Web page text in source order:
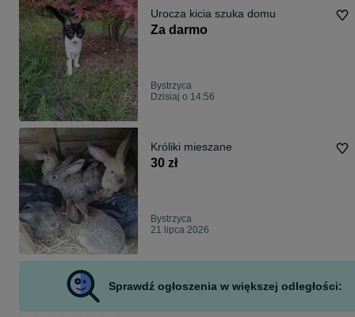
Urocza kicia szuka domu
Za darmo
Bystrzyca
Dzisiaj o 14:56
Króliki mieszane
30 zł
Bystrzyca
21 lipca 2026
Sprawdź ogłoszenia w większej odległości: